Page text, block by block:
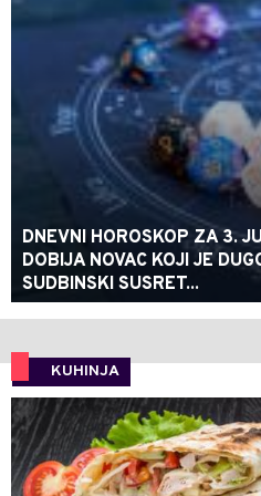
DNEVNI HOROSKOP ZA 3.
DOBIJA NOVAC KOJI JE
SUDBINSKI SUSRET...
KUHINJA